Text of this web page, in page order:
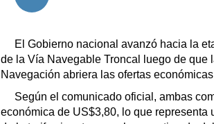
El Gobierno nacional avanzó hacia la
de la Vía Navegable Troncal luego de que
Navegación abriera las ofertas
Según el comunicado oficial, ambas
económica de US$3,80, lo que representa